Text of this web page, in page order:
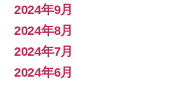
2024年9月
2024年8月
2024年7月
2024年6月